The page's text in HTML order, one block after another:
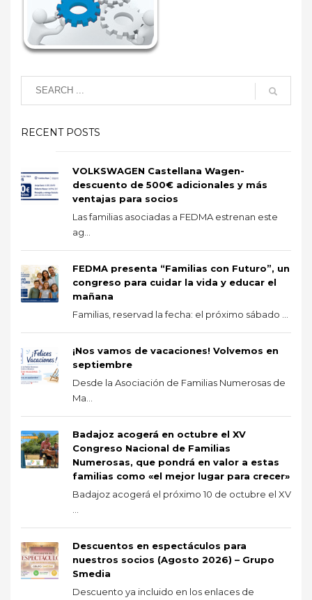
RECENT POSTS
VOLKSWAGEN Castellana Wagen-
descuento de 500€ adicionales y más
ventajas para socios
Las familias asociadas a FEDMA estrenan este
ag...
FEDMA presenta “Familias con Futuro”, un
congreso para cuidar la vida y educar el
mañana
Familias, reservad la fecha: el próximo sábado ...
¡Nos vamos de vacaciones! Volvemos en
septiembre
Desde la Asociación de Familias Numerosas de
Ma...
Badajoz acogerá en octubre el XV
Congreso Nacional de Familias
Numerosas, que pondrá en valor a estas
familias como «el mejor lugar para crecer»
Badajoz acogerá el próximo 10 de octubre el XV
Descuentos en espectáculos para
nuestros socios (Agosto 2026) – Grupo
Smedia
Descuento ya incluido en los enlaces de